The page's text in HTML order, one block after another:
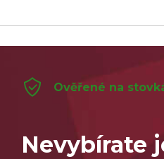
Ověřené na
Nevybírate